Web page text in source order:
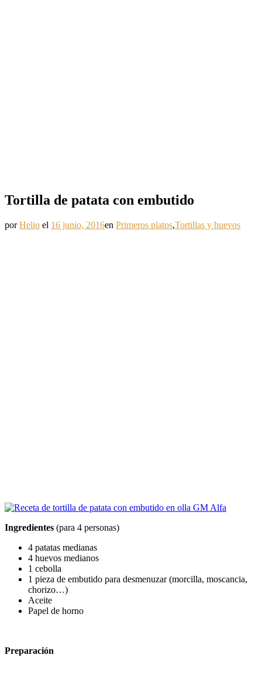
Tortilla de patata con embutido
porHelio el 16 junio, 2016en Primeros platos,Tortillas y huevos
Ingredientes (para 4 personas)
4 patatas medianas
4 huevos medianos
1 cebolla
1 pieza de embutido para desmenuzar (morcilla, moscancia,
chorizo…)
Aceite
Papel de horno
Preparación